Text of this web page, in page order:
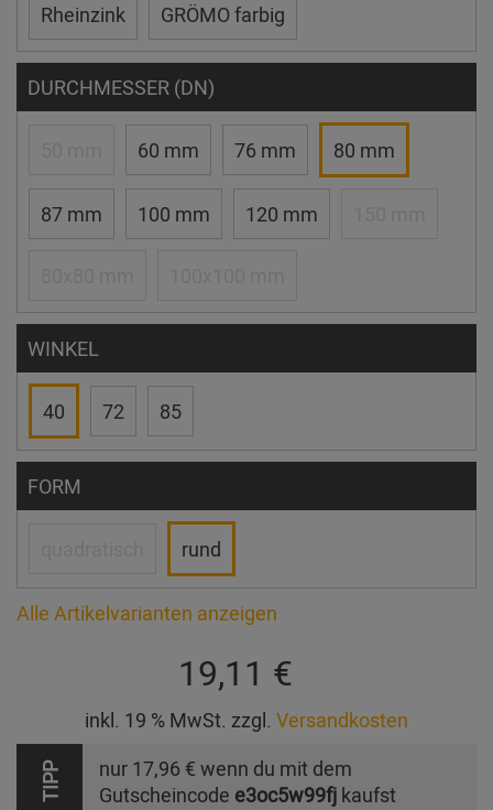
Rheinzink GRÖMO farbig
DURCHMESSER (DN)
60 mm 76 mm 80 mm
87 mm 100 mm 120 mm
WINKEL
40 72 85
FORM
rund
Alle Artikelvarianten anzeigen
19,11 €
inkl. 19 % MwSt. zzgl. Versandkosten
TIPP nur 17,96 € wenn du mit dem
Gutscheincode e3oc5w99fj kaufst